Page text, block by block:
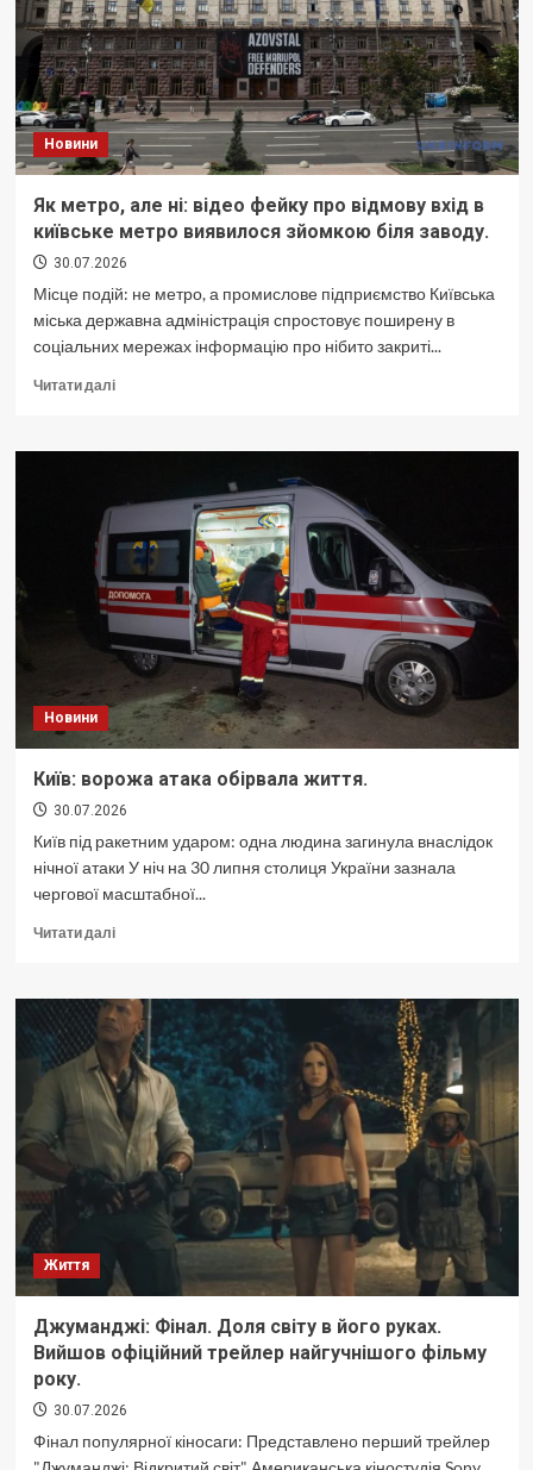
сюрприз
для
українців?
Новини
Як метро, але ні: відео фейку про відмову вхід в
київське метро виявилося зйомкою біля заводу.
30.07.2026
Місце подій: не метро, а промислове підприємство Київська
міська державна адміністрація спростовує поширену в
соціальних мережах інформацію про нібито закриті...
Читати даліДокладніше
метро,
фейку
про
відмову
вхід
в
київське
метро
виявилося
зйомкою
біля
Новини
Київ: ворожа атака обірвала життя.
30.07.2026
Київ під ракетним ударом: одна людина загинула внаслідок
нічної атаки У ніч на 30 липня столиця України зазнала
чергової масштабної...
Читати даліДокладніше
ворожа
атака
обірвала
життя.
Життя
Джуманджі: Фінал. Доля світу в його руках.
Вийшов офіційний трейлер найгучнішого фільму
року.
30.07.2026
Фінал популярної кіносаги: Представлено перший трейлер